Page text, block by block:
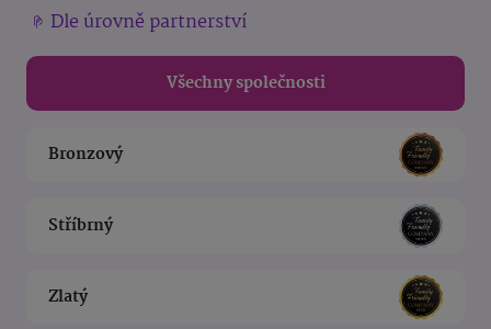
Dle úrovně partnerství
Všechny společnosti
Bronzový
Stříbrný
Zlatý